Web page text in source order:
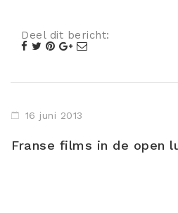
Deel dit bericht:
16 juni 2013
Franse films in de open